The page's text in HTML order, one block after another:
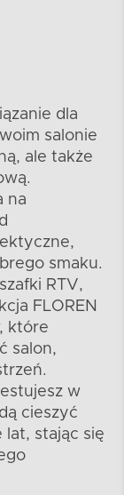
dla
salonie
ale także
na
smaku.
RTV,
FLOREN
które
salon,
w
cieszyć
lat, stając się